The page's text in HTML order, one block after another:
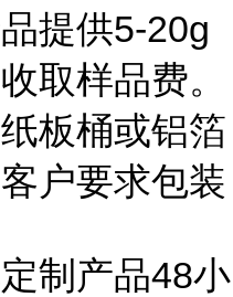
提供5-20g
取样品费。
板桶或铝箔
户要求包装
制产品48小